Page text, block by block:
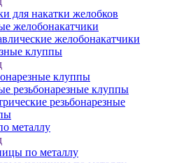
для накатки желобков
желобонакатчики
желобонакатчики
клуппы
клуппы
резьбонарезные клуппы
резьбонарезные
металлу
по металлу